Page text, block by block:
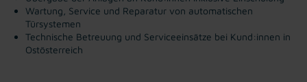
Wartung, Service und Reparatur von automatischen
Türsystemen
Technische Betreuung und Serviceeinsätze bei Kund:innen in
Ostösterreich